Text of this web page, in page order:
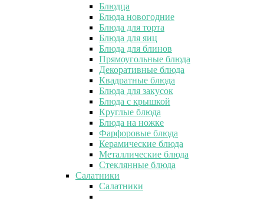
Блюдца
Блюда новогодние
Блюда для торта
Блюда для яиц
Блюда для блинов
Прямоугольные блюда
Декоративные блюда
Квадратные блюда
Блюда для закусок
Блюда с крышкой
Круглые блюда
Блюда на ножке
Фарфоровые блюда
Керамические блюда
Металлические блюда
Стеклянные блюда
Салатники
Салатники